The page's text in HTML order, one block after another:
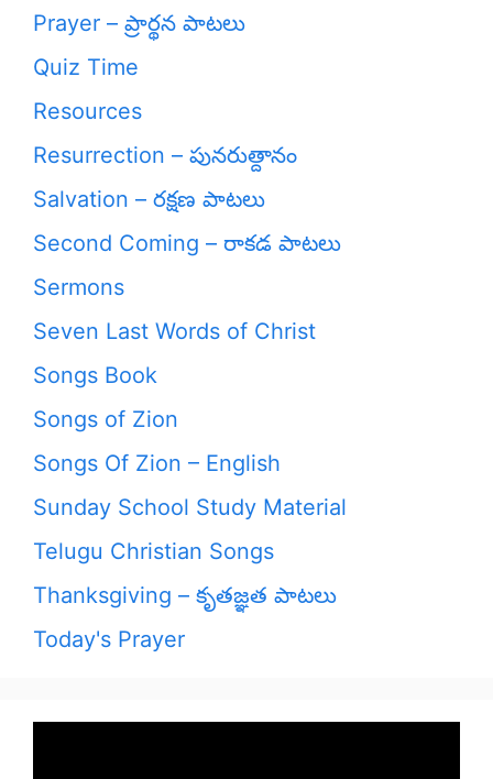
Prayer – ప్రార్థన పాటలు
Quiz Time
Resources
Resurrection – పునరుత్దానం
Salvation – రక్షణ పాటలు
Second Coming – రాకడ పాటలు
Sermons
Seven Last Words of Christ
Songs Book
Songs of Zion
Songs Of Zion – English
Sunday School Study Material
Telugu Christian Songs
Thanksgiving – కృతజ్ఞత పాటలు
Today's Prayer